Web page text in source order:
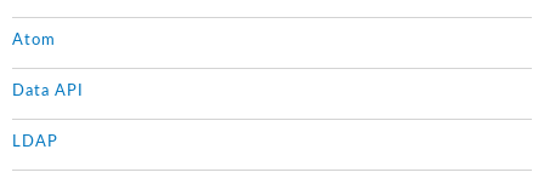
Atom
Data API
LDAP